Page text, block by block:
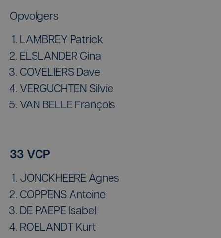
Opvolgers
LAMBREY Patrick
ELSLANDER Gina
COVELIERS Dave
VERGUCHTEN Silvie
VAN BELLE François
33 VCP
JONCKHEERE Agnes
COPPENS Antoine
DE PAEPE Isabel
ROELANDT Kurt